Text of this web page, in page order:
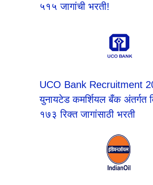
५१५ जागांची भरती!
UCO Bank Recruitment
युनायटेड कमर्शियल बँक अंतर्गत
१७३ रिक्त जागांसाठी भरती